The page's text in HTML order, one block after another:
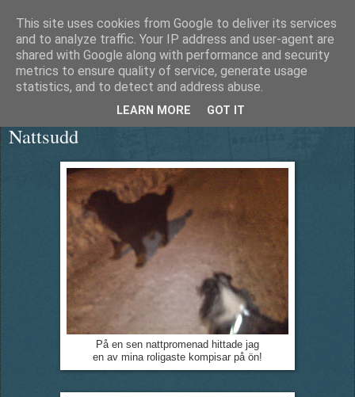
Äventyrshunden Diesel
Nattsudd
På en sen nattpromenad hittade jag
en av mina roligaste kompisar på ön!
This site uses cookies from Google to deliver its services
and to analyze traffic. Your IP address and user-agent are
shared with Google along with performance and security
metrics to ensure quality of service, generate usage
statistics, and to detect and address abuse.
LEARN MORE GOT IT